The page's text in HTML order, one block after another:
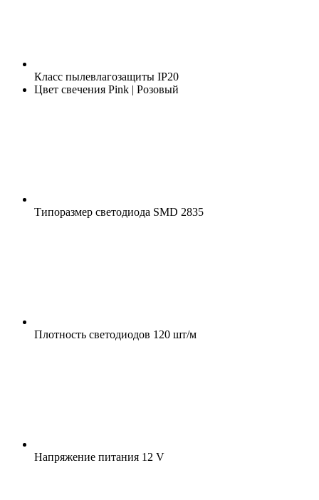
Класс пылевлагозащиты IP20
Цвет свечения Pink | Розовый
Типоразмер светодиода SMD 2835
Плотность светодиодов 120 шт/м
Напряжение питания 12 V